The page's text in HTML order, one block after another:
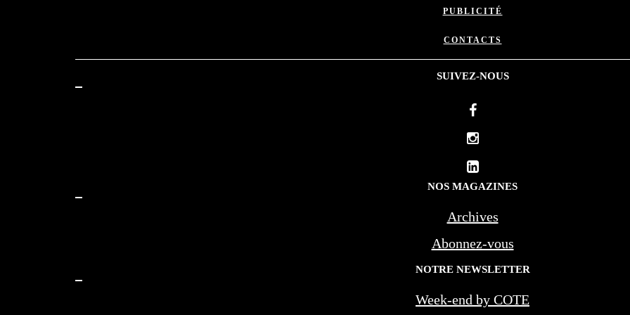
PUBLICITÉ
CONTACTS
SUIVEZ-NOUS
NOS MAGAZINES
Archives
Abonnez-vous
NOTRE NEWSLETTER
Week-end by COTE